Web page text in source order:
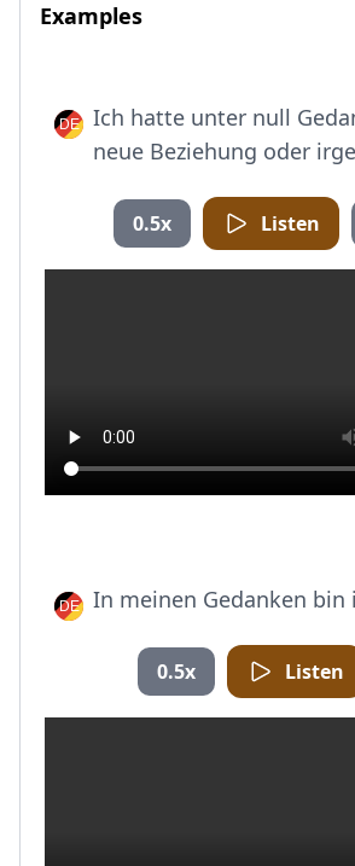
Examples
Ich hatte unter null
neue Beziehung oder
0.5x Listen
In meinen Gedanken bin
0.5x Listen